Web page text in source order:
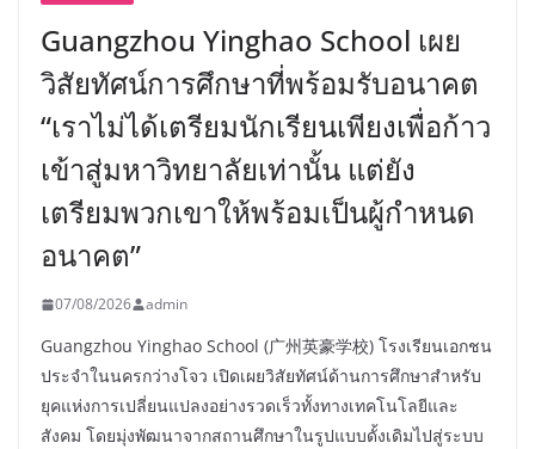
Guangzhou Yinghao School เผย
วิสัยทัศน์การศึกษาที่พร้อมรับอนาคต
“เราไม่ได้เตรียมนักเรียนเพียงเพื่อก้าว
เข้าสู่มหาวิทยาลัยเท่านั้น แต่ยัง
เตรียมพวกเขาให้พร้อมเป็นผู้กำหนด
อนาคต”
07/08/2026 admin
Guangzhou Yinghao School (广州英豪学校) โรงเรียนเอกชน
ประจำในนครกว่างโจว เปิดเผยวิสัยทัศน์ด้านการศึกษาสำหรับ
ยุคแห่งการเปลี่ยนแปลงอย่างรวดเร็วทั้งทางเทคโนโลยีและ
สังคม โดยมุ่งพัฒนาจากสถานศึกษาในรูปแบบดั้งเดิมไปสู่ระบบ